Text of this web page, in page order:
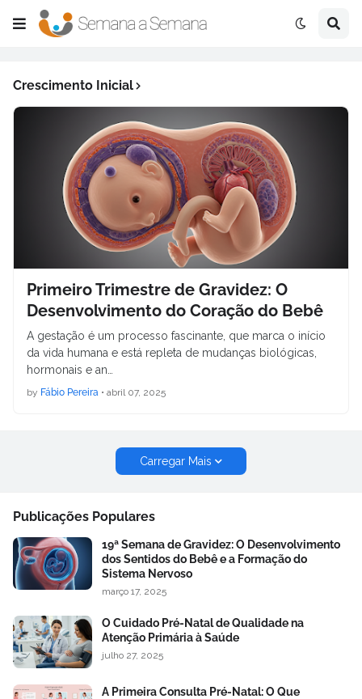
Crescimento Inicial
Primeiro Trimestre de Gravidez: O
Desenvolvimento do Coração do Bebê
A gestação é um processo fascinante, que marca o início
da vida humana e está repleta de mudanças biológicas,
hormonais e an…
by Fábio Pereira • abril 07, 2025
Carregar Mais
Publicações Populares
19ª Semana de Gravidez: O Desenvolvimento
dos Sentidos do Bebê e a Formação do
Sistema Nervoso
março 17, 2025
O Cuidado Pré-Natal de Qualidade na
Atenção Primária à Saúde
julho 27, 2025
A Primeira Consulta Pré-Natal: O Que